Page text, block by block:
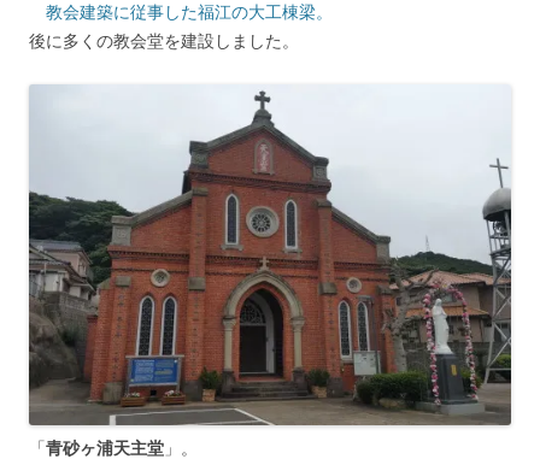
教会建築に従事した福江の大工棟梁。
後に多くの教会堂を建設しました。
「青砂ヶ浦天主堂 」。